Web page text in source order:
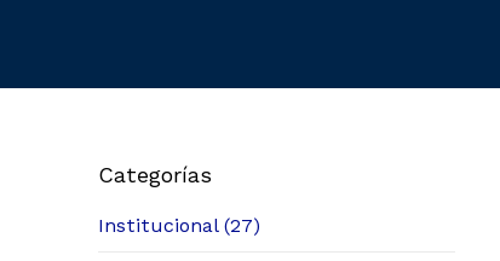
Categorías
Institucional (27)